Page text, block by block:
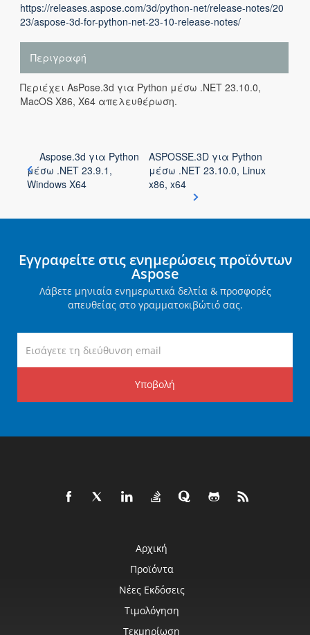
https://releases.aspose.com/3d/python-net/release-notes/20
23/aspose-3d-for-python-net-23-10-release-notes/
Περιγραφή
Περιέχει AsPose.3d για Python μέσω .NET 23.10.0,
MacOS X86, X64 απελευθέρωση.
Aspose.3d για Python
μέσω .NET 23.9.1,
Windows X64
ASPOSSE.3D για Python
μέσω .NET 23.10.0, Linux
x86, x64
Εγγραφείτε στις ενημερώσεις προϊόντων
Aspose
Λάβετε μηνιαία ενημερωτικά δελτία & προσφορές
απευθείας στο γραμματοκιβώτιό σας.
Υποβολή
Αρχική
Προϊόντα
Νέες Εκδόσεις
Τιμολόγηση
Τεκμηρίωση